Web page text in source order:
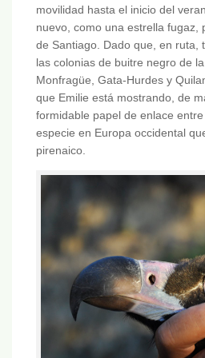
movilidad hasta el inicio del
nuevo, como una estrella fugaz,
de Santiago. Dado que, en ruta,
las colonias de buitre negro de
Monfragüe, Gata-Hurdes y
que Emilie está mostrando, de
formidable papel de enlace
especie en Europa occidental
pirenaico.